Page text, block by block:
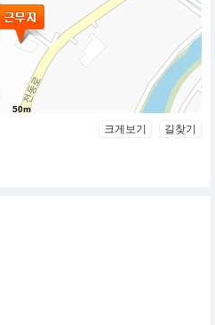
50m
크게보기 길찾기